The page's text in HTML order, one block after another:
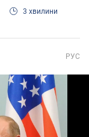
3 хвилини
РУС